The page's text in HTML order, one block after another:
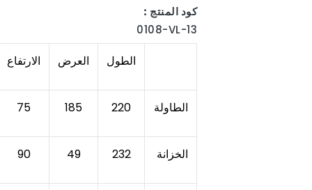
كود المنتج :
0108-VL-13
الارتفاع العرض الطول
75 185 220 الطاولة
90 49 232 الخزانة